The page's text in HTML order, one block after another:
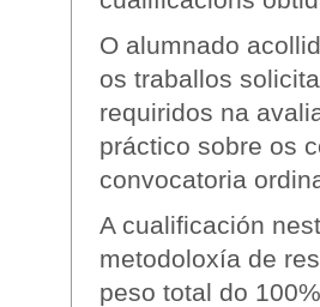
O alumnado
os traballos
requiridos na
práctico sobre os
convocatoria
A cualificación
metodoloxía de
peso total do